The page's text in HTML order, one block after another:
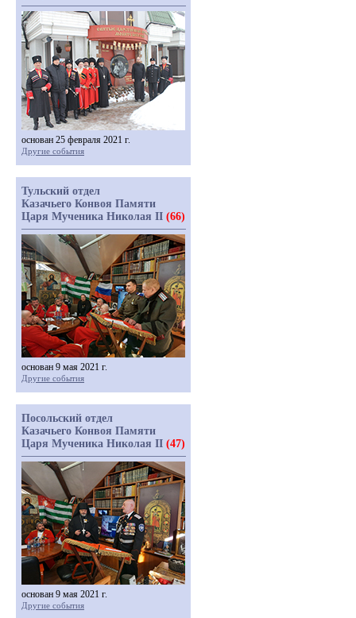
основан 25 февраля 2021 г.
Другие события
Тульский отдел
Казачьего Конвоя Памяти
Царя Мученика Николая II (66)
основан 9 мая 2021 г.
Другие события
Посольский отдел
Казачьего Конвоя Памяти
Царя Мученика Николая II (47)
основан 9 мая 2021 г.
Другие события